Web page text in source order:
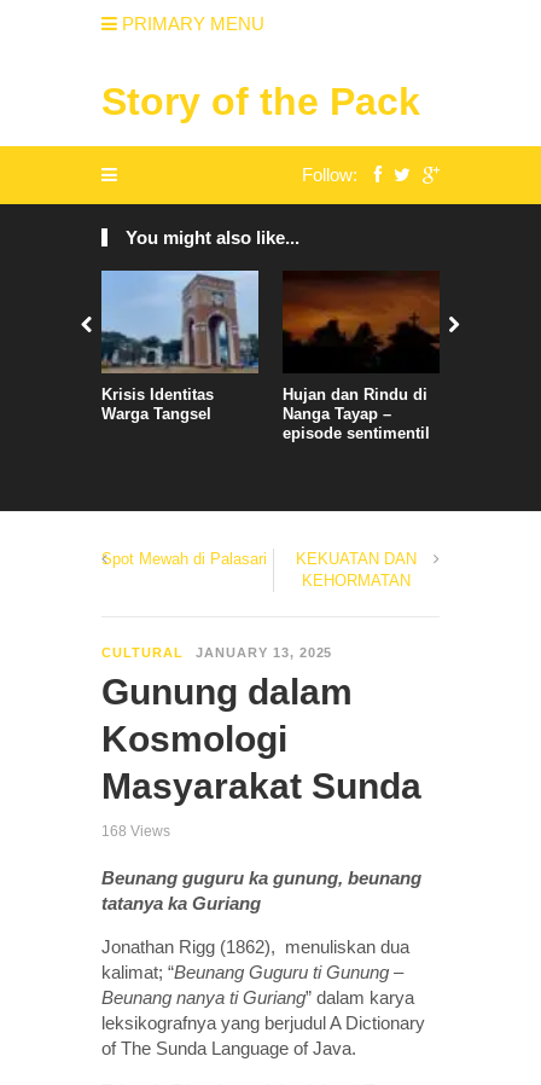
PRIMARY MENU
Story of the Pack
Follow:
You might also like...
Krisis Identitas
Warga Tangsel
Hujan dan Rindu di
Nanga Tayap –
episode sentimentil
Spot Mewah di Palasari
KEKUATAN DAN
KEHORMATAN
CULTURAL JANUARY 13, 2025
Gunung dalam
Kosmologi
Masyarakat Sunda
168 Views
Beunang guguru ka gunung, beunang
tatanya ka Guriang
Jonathan Rigg (1862), menuliskan dua
kalimat; “Beunang Guguru ti Gunung –
Beunang nanya ti Guriang” dalam karya
leksikografnya yang berjudul A Dictionary
of The Sunda Language of Java.